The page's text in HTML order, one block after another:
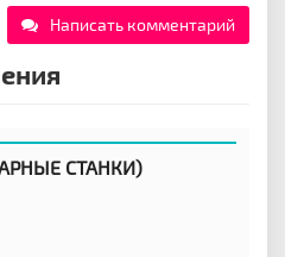
Написать комментарий
СТАНКИ)